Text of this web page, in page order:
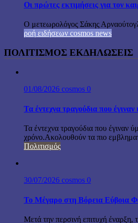
Οι πρώτες εκτιμήσεις για τον
Ο μετεωρολόγος Σάκης
ροή ειδήσεων cosmos news
ΠΟΛΙΤΙΣΜΟΣ ΕΚΔΗΛΩΣΕΙΣ
01/08/2026 cosmos 0
Τα έντεχνα τραγούδια που
Τα έντεχνα τραγούδια που έγιναν
χρόνο.Ακολουθούν τα πιο
Πολιτισμός
30/07/2026 cosmos 0
Το Μέγαρο στη Βόρεια Εύβοια
Μετά την περσινή επιτυχή έναρξη,